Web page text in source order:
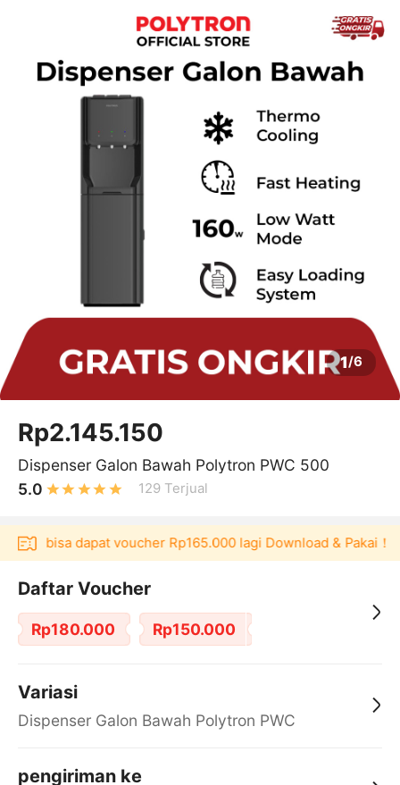
1/6
Rp2.145.150
Dispenser Galon Bawah Polytron PWC 500
5.0
129 Terjual
bisa dapat voucher Rp165.000 lagi Download & Pakai！
Daftar Voucher
Rp180.000 Rp150.000
Variasi
Dispenser Galon Bawah Polytron PWC
pengiriman ke